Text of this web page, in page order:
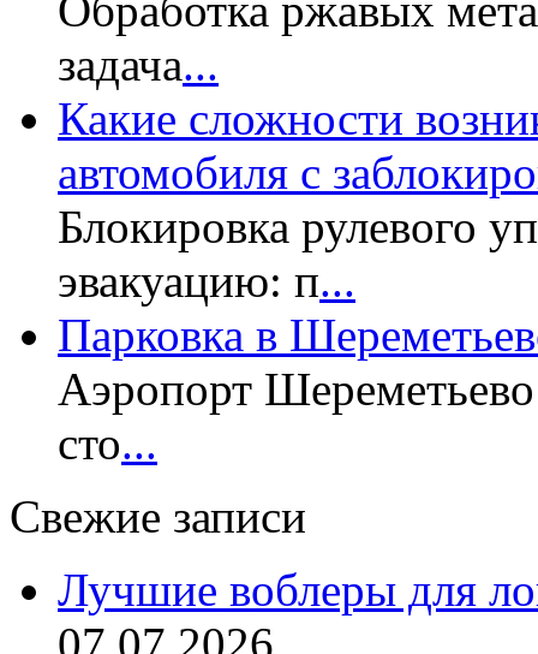
задача...
Какие сложности
автомобиля с
Блокировка рулевого
эвакуацию: п...
Парковка в
Аэропорт Шереметьево
сто...
Свежие записи
Лучшие воблеры для
07.07.2026